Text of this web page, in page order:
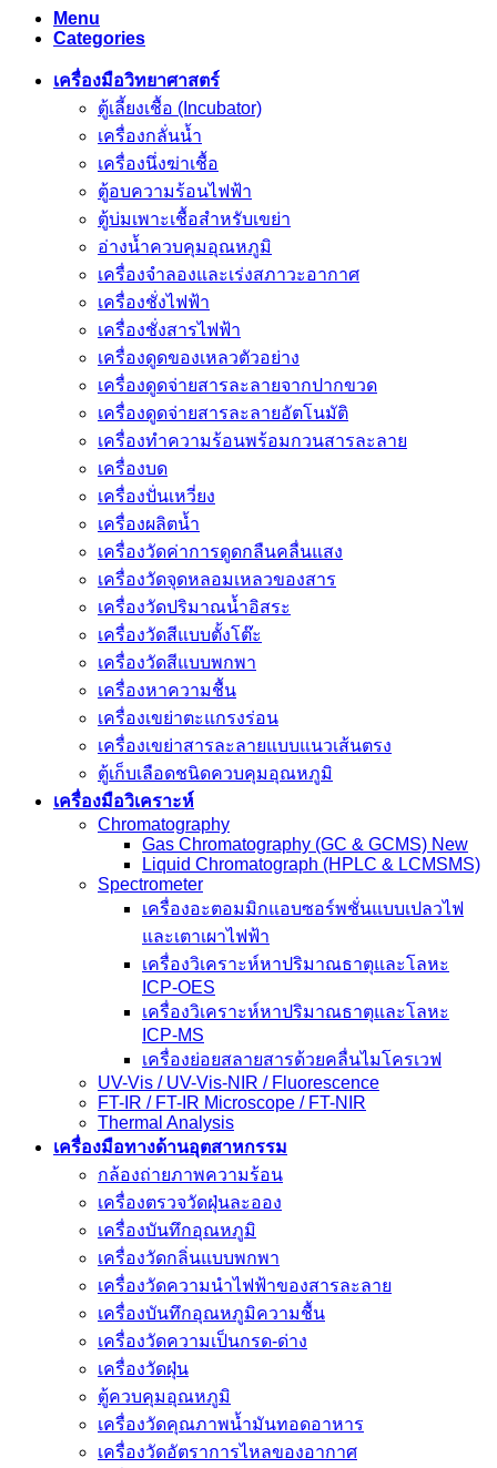
Menu
Categories
เครื่องมือวิทยาศาสตร์
ตู้เลี้ยงเชื้อ (Incubator)
เครื่องกลั่นน้ำ
เครื่องนึ่งฆ่าเชื้อ
ตู้อบความร้อนไฟฟ้า
ตู้บ่มเพาะเชื้อสำหรับเขย่า
อ่างน้ำควบคุมอุณหภูมิ
เครื่องจำลองและเร่งสภาวะอากาศ
เครื่องชั่งไฟฟ้า
เครื่องชั่งสารไฟฟ้า
เครื่องดูดของเหลวตัวอย่าง
เครื่องดูดจ่ายสารละลายจากปากขวด
เครื่องดูดจ่ายสารละลายอัตโนมัติ
เครื่องทำความร้อนพร้อมกวนสารละลาย
เครื่องบด
เครื่องปั่นเหวี่ยง
เครื่องผลิตน้ำ
เครื่องวัดค่าการดูดกลืนคลื่นแสง
เครื่องวัดจุดหลอมเหลวของสาร
เครื่องวัดปริมาณน้ำอิสระ
เครื่องวัดสีแบบตั้งโต๊ะ
เครื่องวัดสีแบบพกพา
เครื่องหาความชื้น
เครื่องเขย่าตะแกรงร่อน
เครื่องเขย่าสารละลายแบบแนวเส้นตรง
ตู้เก็บเลือดชนิดควบคุมอุณหภูมิ
เครื่องมือวิเคราะห์
Chromatography
Gas Chromatography (GC & GCMS) New
Liquid Chromatograph (HPLC & LCMSMS)
Spectrometer
เครื่องอะตอมมิกแอบซอร์พชั่นแบบเปลวไฟ
และเตาเผาไฟฟ้า
เครื่องวิเคราะห์หาปริมาณธาตุและโลหะ
ICP-OES
เครื่องวิเคราะห์หาปริมาณธาตุและโลหะ
ICP-MS
เครื่องย่อยสลายสารด้วยคลื่นไมโครเวฟ
UV-Vis / UV-Vis-NIR / Fluorescence
FT-IR / FT-IR Microscope / FT-NIR
Thermal Analysis
เครื่องมือทางด้านอุตสาหกรรม
กล้องถ่ายภาพความร้อน
เครื่องตรวจวัดฝุ่นละออง
เครื่องบันทึกอุณหภูมิ
เครื่องวัดกลิ่นแบบพกพา
เครื่องวัดความนําไฟฟ้าของสารละลาย
เครื่องบันทึกอุณหภูมิความชื้น
เครื่องวัดความเป็นกรด-ด่าง
เครื่องวัดฝุ่น
ตู้ควบคุมอุณหภูมิ
เครื่องวัดคุณภาพน้ำมันทอดอาหาร
เครื่องวัดอัตราการไหลของอากาศ